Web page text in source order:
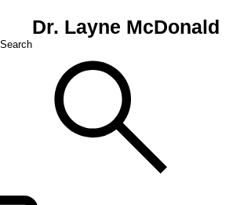
Dr. Layne McDonald
Search